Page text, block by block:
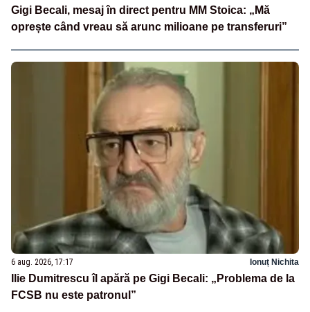
Gigi Becali, mesaj în direct pentru MM Stoica: „Mă
oprește când vreau să arunc milioane pe transferuri”
6 aug. 2026, 17:17 Ionuț Nichita
Ilie Dumitrescu îl apără pe Gigi Becali: „Problema de la
FCSB nu este patronul”